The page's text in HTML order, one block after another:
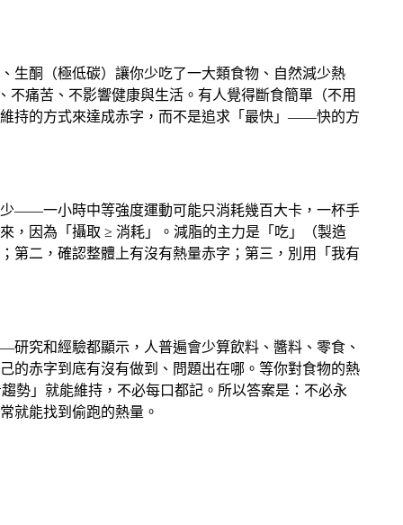
生酮（極低碳）讓你少吃了一大類食物、自然減少熱
痛苦、不影響健康與生活。有人覺得斷食簡單（不用
持的方式來達成赤字，而不是追求「最快」——快的方
——一小時中等強度運動可能只消耗幾百大卡，一杯手
，因為「攝取 ≥ 消耗」。減脂的主力是「吃」（製造
第二，確認整體上有沒有熱量赤字；第三，別用「我有
究和經驗都顯示，人普遍會少算飲料、醬料、零食、
的赤字到底有沒有做到、問題出在哪。等你對食物的熱
勢」就能維持，不必每口都記。所以答案是：不必永
就能找到偷跑的熱量。